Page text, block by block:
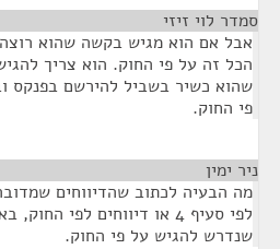
סמדר לוי זיזי
אבל אם הוא מגיש בקשה שהוא
הכל זה על פי החוק. הוא צריך
שהוא כשיר בשביל להירשם בפנקס
פי החוק.
ניר ימין
מה הבעיה לכתוב שהדיווחים
לפי סעיף 4 או דיווחים לפי
שנדרש להגיש על פי החוק.